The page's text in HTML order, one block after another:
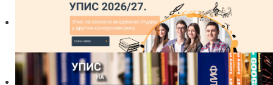
Студенти
Међународна